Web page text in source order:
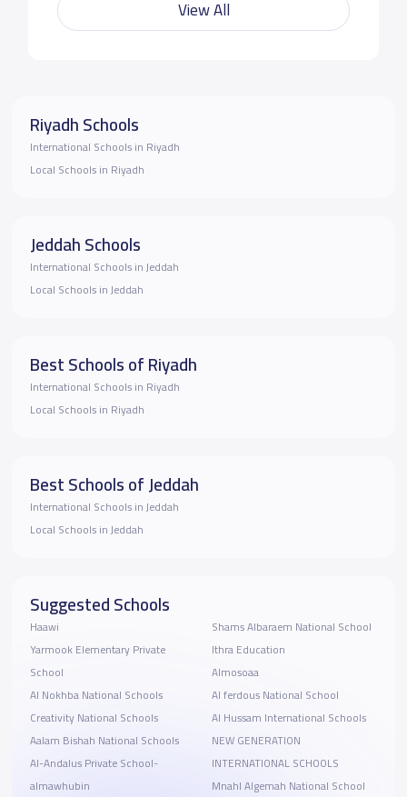
View All
Riyadh Schools
International Schools in Riyadh
Local Schools in Riyadh
Jeddah Schools
International Schools in Jeddah
Local Schools in Jeddah
Best Schools of Riyadh
International Schools in Riyadh
Local Schools in Riyadh
Best Schools of Jeddah
International Schools in Jeddah
Local Schools in Jeddah
Suggested Schools
Haawi
Yarmook Elementary Private
School
Al Nokhba National Schools
Creativity National Schools
Aalam Bishah National Schools
Al-Andalus Private School-
almawhubin
Shams Albaraem National School
Ithra Education
Almosoaa
Al ferdous National School
Al Hussam International Schools
NEW GENERATION
INTERNATIONAL SCHOOLS
Mnahl Algemah National School